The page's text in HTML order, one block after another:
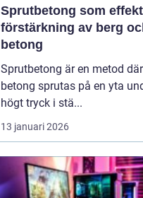
Sprutbetong som
förstärkning av berg
betong
Sprutbetong är en metod där
betong sprutas på en yta
högt tryck i stä...
13 januari 2026